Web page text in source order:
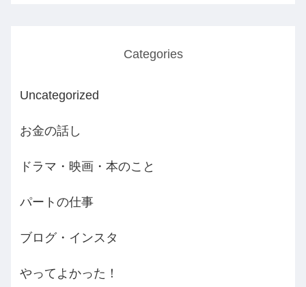
Categories
Uncategorized
お金の話し
ドラマ・映画・本のこと
パートの仕事
ブログ・インスタ
やってよかった！